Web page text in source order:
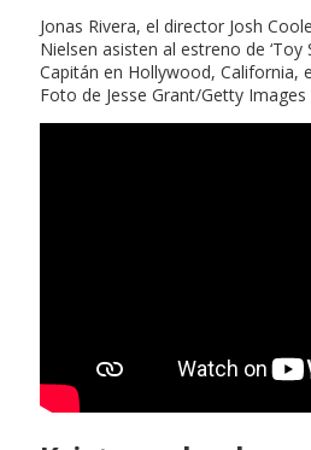
Jonas Rivera, el director Josh
Nielsen asisten al estreno de ‘Toy
Capitán en Hollywood, California,
Foto de Jesse Grant/Getty